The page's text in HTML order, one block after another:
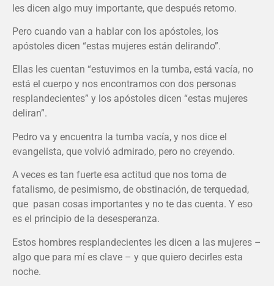
les dicen algo muy importante, que después retomo.
Pero cuando van a hablar con los apóstoles, los
apóstoles dicen “estas mujeres están delirando”.
Ellas les cuentan “estuvimos en la tumba, está vacía, no
está el cuerpo y nos encontramos con dos personas
resplandecientes” y los apóstoles dicen “estas mujeres
deliran”.
Pedro va y encuentra la tumba vacía, y nos dice el
evangelista, que volvió admirado, pero no creyendo.
A veces es tan fuerte esa actitud que nos toma de
fatalismo, de pesimismo, de obstinación, de terquedad,
que pasan cosas importantes y no te das cuenta. Y eso
es el principio de la desesperanza.
Estos hombres resplandecientes les dicen a las mujeres –
algo que para mí es clave – y que quiero decirles esta
noche.